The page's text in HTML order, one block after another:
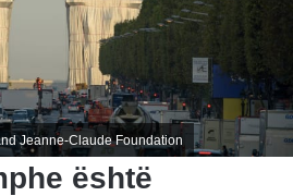
Jeanne-Claude Foundation
është